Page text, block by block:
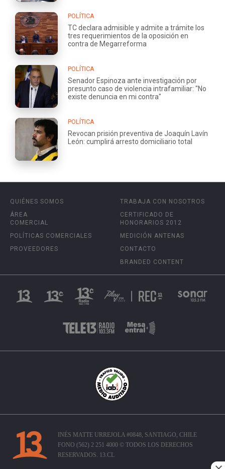
POLÍTICA
TC declara admisible y admite a trámite los
tres requerimientos de la oposición en
contra de Megarreforma
POLÍTICA
Senador Espinoza ante investigación por
presunto caso de violencia intrafamiliar: "No
existe denuncia en mi contra"
POLÍTICA
Revocan prisión preventiva de Joaquín Lavín
León: cumplirá arresto domiciliario total
QUIÉNES SOMOS
ÁREA
COMERCIAL
POLÍTICAS COMERCIALES
PROVEEDORES
TRABAJA CON NOSOTROS
CERTIFICADO DE
HONORARIOS 2012
MEDICIÓN ANTENAS
CONTACTO
BRANDED CONTENT
INÉS MATTE URREJOLA #0848, SANTIAGO, CHILE
FONO (562) 2 251 4000 © TODOS LOS DERECHOS
RESERVADOS. 13.CL